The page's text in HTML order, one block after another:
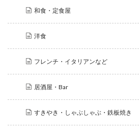
和食・定食屋
洋食
フレンチ・イタリアンなど
居酒屋・Bar
すきやき・しゃぶしゃぶ・鉄板焼き